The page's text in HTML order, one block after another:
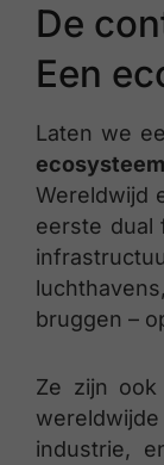
De
Een
Laten we
Wereldwijd
eerste dual
bruggen –
Ze zijn ook
industrie,